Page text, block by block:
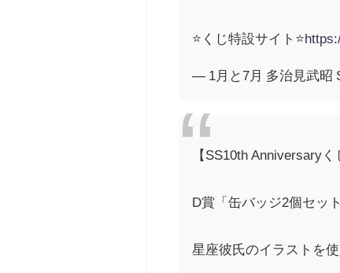
⭐️くじ特設サイト⭐️
— 1月と7月 多治見武昭
【SS10th Anniversaryく
D賞「缶バッジ2個セッ
星座彼氏のイラストを